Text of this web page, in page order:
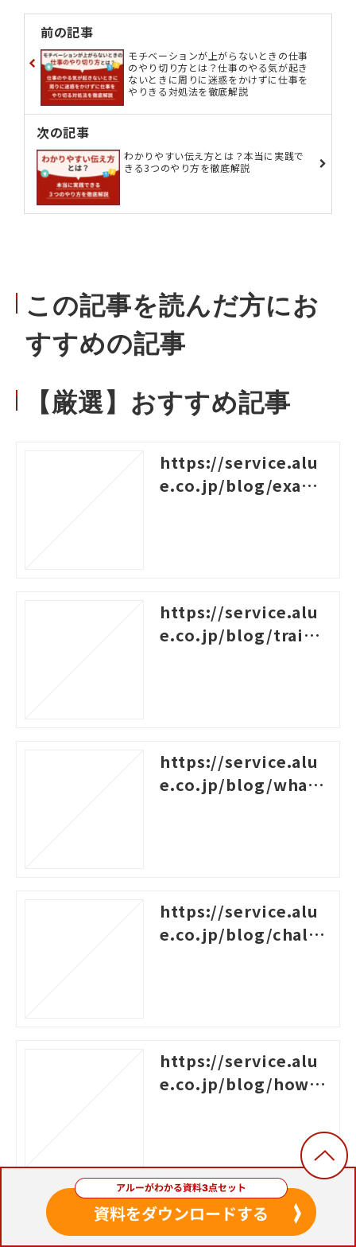
前の記事
モチベーションが上がらないときの仕事
のやり切り方とは？仕事のやる気が起き
ないときに周りに迷惑をかけずに仕事を
やりきる対処法を徹底解説
次の記事
わかりやすい伝え方とは？本当に実践で
きる3つのやり方を徹底解説
この記事を読んだ方にお
すすめの記事
【厳選】おすすめ記事
https://service.alu
e.co.jp/blog/examp
https://service.alu
e.co.jp/blog/traini
https://service.alu
e.co.jp/blog/what-i
https://service.alu
e.co.jp/blog/challe
https://service.alu
e.co.jp/blog/how-t
hart-for-rank-based